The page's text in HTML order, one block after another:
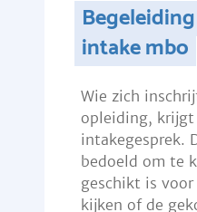
intake mbo
Wie zich
opleiding, krijgt
intakegesprek.
bedoeld om te
geschikt is
kijken of de